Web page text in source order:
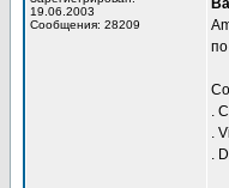
19.06.2003
Сообщения: 28209
.
.
.